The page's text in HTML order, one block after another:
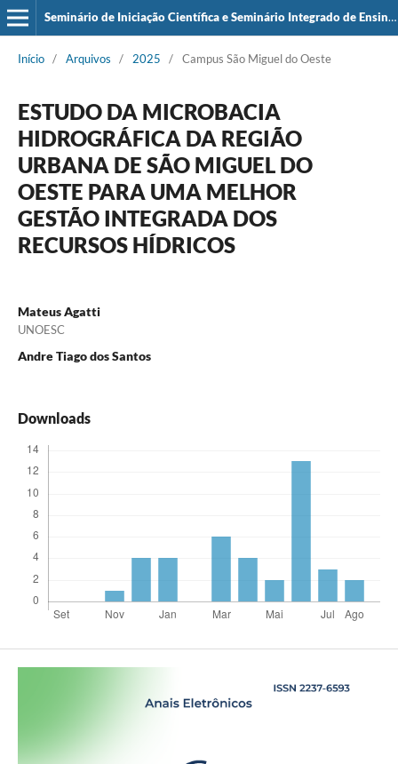
Seminário de Iniciação Científica e Seminário Integrado de Ensino, Pesquisa e Extensão (SIEPE)
Início / Arquivos / 2025 / Campus São Miguel do Oeste
ESTUDO DA MICROBACIA
HIDROGRÁFICA DA REGIÃO
URBANA DE SÃO MIGUEL DO
OESTE PARA UMA MELHOR
GESTÃO INTEGRADA DOS
RECURSOS HÍDRICOS
Mateus Agatti
UNOESC
Andre Tiago dos Santos
Downloads